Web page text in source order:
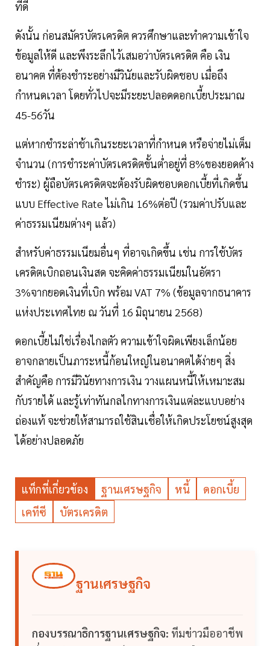
ที่ดี
ดังนั้น ก่อนสมัครบัตรเครดิต ควรศึกษาและทำความเข้าใจ
ข้อมูลให้ดี และพึงระลึกไว้เสมอว่าบัตรเครดิต คือ เงิน
อนาคต ที่ต้องชำระอย่างมีวินัยและรับผิดชอบ เมื่อถึง
กำหนดเวลา โดยทั่วไปจะมีระยะปลอดดอกเบี้ยประมาณ
45-56วัน
แต่หากชำระล่าช้าเกินระยะเวลาที่กำหนด หรือจ่ายไม่เต็ม
จำนวน (การชำระค่าบัตรเครดิตขั้นต่ำอยู่ที่ 8%ของยอดค้าง
ชำระ) ผู้ถือบัตรเครดิตจะต้องรับผิดชอบดอกเบี้ยที่เกิดขึ้น
แบบ Effective Rate ไม่เกิน 16%ต่อปี (รวมค่าปรับและ
ค่าธรรมเนียมต่างๆ แล้ว)
สำหรับค่าธรรมเนียมอื่นๆ ที่อาจเกิดขึ้น เช่น การใช้บัตร
เครดิตเบิกถอนเงินสด จะคิดค่าธรรมเนียมในอัตรา
3%จากยอดเงินที่เบิก พร้อม VAT 7% (ข้อมูลจากธนาคาร
แห่งประเทศไทย ณ วันที่ 16 มิถุนายน 2568)
ดอกเบี้ยไม่ใช่เรื่องไกลตัว ความเข้าใจผิดเพียงเล็กน้อย
อาจกลายเป็นภาระหนี้ก้อนใหญ่ในอนาคตได้ง่ายๆ สิ่ง
สำคัญคือ การมีวินัยทางการเงิน วางแผนหนี้ให้เหมาะสม
กับรายได้ และรู้เท่าทันกลไกทางการเงินแต่ละแบบอย่าง
ถ่องแท้ จะช่วยให้สามารถใช้สินเชื่อให้เกิดประโยชน์สูงสุด
ได้อย่างปลอดภัย
แท็กที่เกี่ยวข้อง ฐานเศรษฐกิจ หนี้
ดอกเบี้ย
เคทีซี
บัตรเครดิต
ฐานเศรษฐกิจ
กองบรรณาธิการฐานเศรษฐกิจ: ทีมข่าวมืออาชีพ